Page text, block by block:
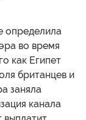
определила
во время
как Египет
британцев и
заняла
канала